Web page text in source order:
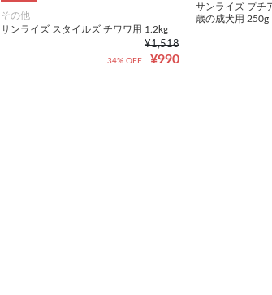
その他
サンライズ スタイルズ チワワ用 1.2kg
¥1,518
¥990
34% OFF
サンライズ プチ
歳の成犬用 250g